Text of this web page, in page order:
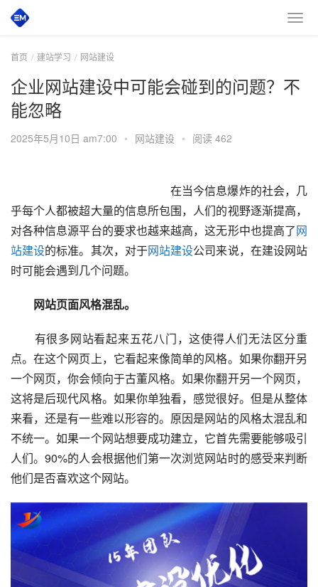
首页 建站学习 网站建设
企业网站建设中可能会碰到的问题？不
能忽略
2025年5月10日 am7:00 • 网站建设 • 阅读 462
在当今信息爆炸的社会，几
乎每个人都被超大量的信息所包围，人们的视野逐渐提高，
对各种信息源平台的要求也越来越高，这无形中也提高了网
站建设的标准。其次，对于网站建设公司来说，在建设网站
时可能会遇到几个问题。
网站页面风格混乱。
有很多网站看起来五花八门，这使得人们无法区分重
点。在这个网页上，它看起来像简单的风格。如果你翻开另
一个网页，你会倾向于古董风格。如果你翻开另一个网页，
这将是后现代风格。如果你单独看，感觉很好。但是从整体
来看，还是有一些难以形容的。原因是网站的风格太混乱和
不统一。如果一个网站想要成功建立，它首先需要能够吸引
人们。90%的人会根据他们第一次浏览网站时的感受来判断
他们是否喜欢这个网站。